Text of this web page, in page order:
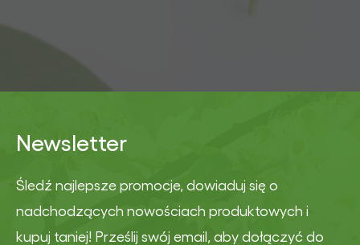
Newsletter
Śledź najlepsze promocje, dowiaduj się o
nadchodzących nowościach produktowych i
kupuj taniej! Prześlij swój email, aby dołączyć do